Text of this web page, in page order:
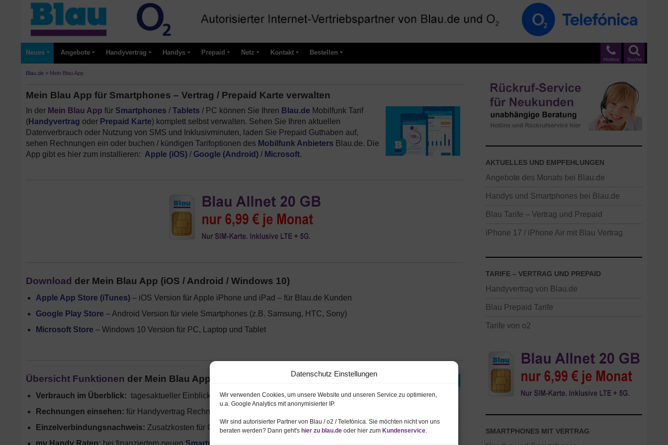
Datenschutz Einstellungen
Wir verwenden Cookies, um unsere Website und unseren Service zu optimieren,
u.a. Google Analytics mit anonymisierter IP.
Wir sind autorisierter Partner von Blau / o2 / Telefónica. Sie möchten nicht von uns
beraten werden? Dann geht's hier zu blau.de oder hier zum Kundenservice.
Suche
Hotline
Neues Angebote Handyvertrag Handys Prepaid Netz Kontakt Bestellen
Blau.de » Mein Blau App
Mein Blau App für Smartphones – Vertrag / Prepaid Karte verwalten
In der Mein Blau App für Smartphones / Tablets / PC können Sie Ihren Blau.de Mobilfunk Tarif
(Handyvertrag oder Prepaid Karte) komplett selbst verwalten. Sehen Sie Ihren aktuellen
Datenverbrauch oder Nutzung von SMS und Inklusivminuten, laden Sie Prepaid Guthaben auf,
sehen Rechnungen ein oder buchen / kündigen Tarifoptionen des Mobilfunk Anbieters Blau.de. Die
App gibt es hier zum installieren: Apple (iOS) / Google (Android) / Microsoft.
Download der Mein Blau App (iOS / Android / Windows 10)
Apple App Store (iTunes) – iOS Version für Apple iPhone und iPad – für Blau.de Kunden
Google Play Store – Android Version für viele Smartphones (z.B. Samsung, HTC, Sony)
Microsoft Store – Windows 10 Version für PC, Laptop und Tablet
Übersicht Funktionen der Mein Blau App für Smartphones / Tablets
Verbrauch im Überblick: tagesaktueller Einblick des Datenverbrauchs (wieviel MB / GB genutzt)
Rechnungen einsehen: für Handyvertrag Rechnungen der letzten 6 Monate einsehen
Einzelverbindungsnachweis: Zusatzkosten für Gespräche und SMS einsehen (falls keine Flat)
my Handy Raten: bei finanziertem neuen Smartphone
AKTUELLES UND EMPFEHLUNGEN
Angebote des Monats bei Blau.de
Handys und Smartphones bei Blau.de
Blau Tarife – Vertrag und Prepaid
iPhone 17 / iPhone Air mit Blau Vertrag
TARIFE – VERTRAG UND PREPAID
Handyvertrag von Blau.de
Blau Prepaid Tarife
Tarife von o2
SMARTPHONES MIT VERTRAG